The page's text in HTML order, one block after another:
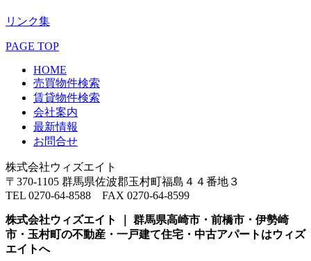
リンク集
PAGE TOP
HOME
売買物件検索
賃貸物件検索
会社案内
最新情報
お問合せ
株式会社ウィズエイト
〒370-1105 群馬県佐波郡玉村町福島４４番地３
TEL 0270-64-8588 FAX 0270-64-8599
株式会社ウィズエイト ｜ 群馬県高崎市・前橋市・伊勢崎
市・玉村町の不動産・一戸建て住宅・中古アパートはウィズ
エイトへ